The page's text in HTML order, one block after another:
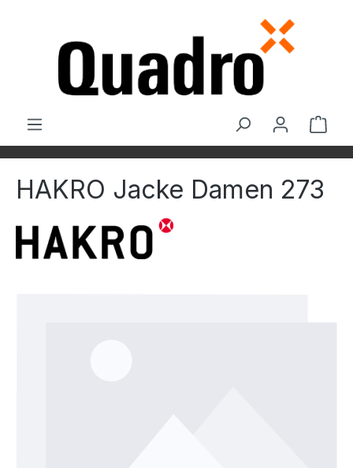
HAKRO Jacke Damen 273